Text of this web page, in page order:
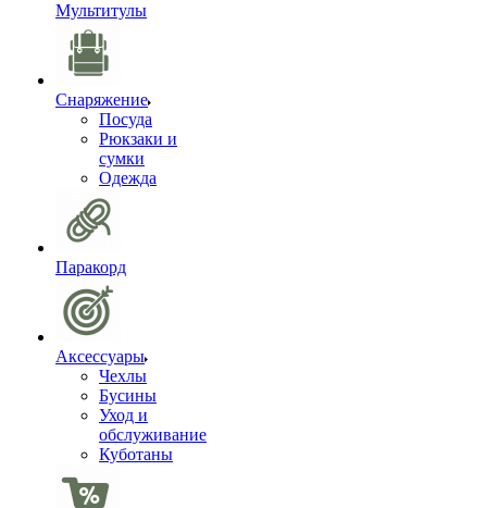
Мультитулы
Снаряжение
Посуда
Рюкзаки и
сумки
Одежда
Паракорд
Аксессуары
Чехлы
Бусины
Уход и
обслуживание
Куботаны